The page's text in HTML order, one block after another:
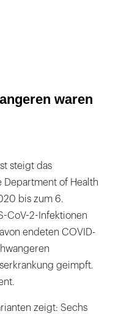
waren
steigt das
Department of Health
bis zum 6.
CoV-2-Infektionen
endeten COVID-
geimpft.
zeigt: Sechs